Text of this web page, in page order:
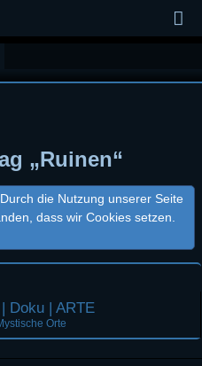
„Ruinen“
die Nutzung unserer Seite
dass wir Cookies setzen.
Doku | ARTE
Orte